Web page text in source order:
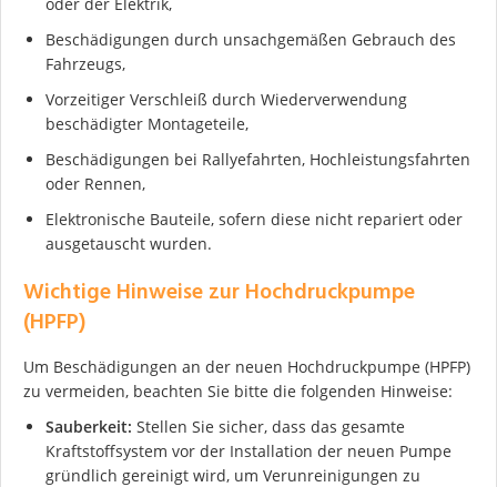
Beschädigungen durch unsachgemäßen Gebrauch des
Fahrzeugs,
Vorzeitiger Verschleiß durch Wiederverwendung
beschädigter Montageteile,
Beschädigungen bei Rallyefahrten, Hochleistungsfahrten
oder Rennen,
Elektronische Bauteile, sofern diese nicht repariert oder
ausgetauscht wurden.
Wichtige Hinweise zur Hochdruckpumpe
(HPFP)
Um Beschädigungen an der neuen Hochdruckpumpe (HPFP)
zu vermeiden, beachten Sie bitte die folgenden Hinweise:
Sauberkeit: Stellen Sie sicher, dass das gesamte
Kraftstoffsystem vor der Installation der neuen Pumpe
gründlich gereinigt wird, um Verunreinigungen zu
Ich stimme der DSGVO zu